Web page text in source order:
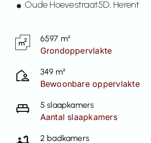
Oude Hoevestraat5D, Herent
6597 m²
Grondoppervlakte
349 m²
Bewoonbare oppervlakte
5 slaapkamers
Aantal slaapkamers
2 badkamers